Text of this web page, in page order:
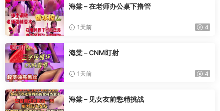
海棠 – 在老师办公桌下撸管
1天前 4
海棠 – CNM盯射
1天前 4
海棠 – 见女友前憋精挑战